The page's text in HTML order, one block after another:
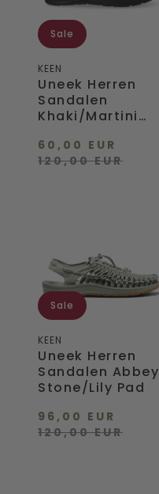
Sale
KEEN
Uneek Herren
Sandalen
Khaki/Martini
60,00 EUR
120,00 EUR
Stone/Lily
Pad
Sale
KEEN
Uneek Herren
Sandalen Abbey
Stone/Lily Pad
96,00 EUR
120,00 EUR